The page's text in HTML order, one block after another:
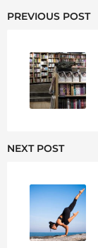
PREVIOUS POST
NEXT POST